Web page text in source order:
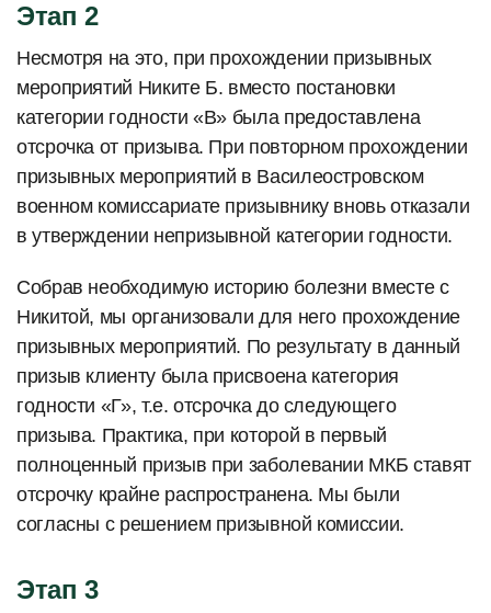
Этап 2
Несмотря на это, при прохождении призывных
мероприятий Никите Б. вместо постановки
категории годности «В» была предоставлена
отсрочка от призыва. При повторном прохождении
призывных мероприятий в Василеостровском
военном комиссариате призывнику вновь отказали
в утверждении непризывной категории годности.
Собрав необходимую историю болезни вместе с
Никитой, мы организовали для него прохождение
призывных мероприятий. По результату в данный
призыв клиенту была присвоена категория
годности «Г», т.е. отсрочка до следующего
призыва. Практика, при которой в первый
полноценный призыв при заболевании МКБ ставят
отсрочку крайне распространена. Мы были
согласны с решением призывной комиссии.
Этап 3